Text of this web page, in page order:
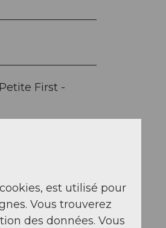
First -
est utilisé pour
Vous trouverez
des données. Vous